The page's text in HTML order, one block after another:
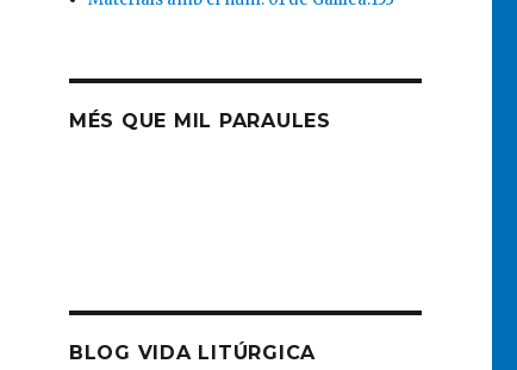
MÉS QUE MIL PARAULES
BLOG VIDA LITÚRGICA